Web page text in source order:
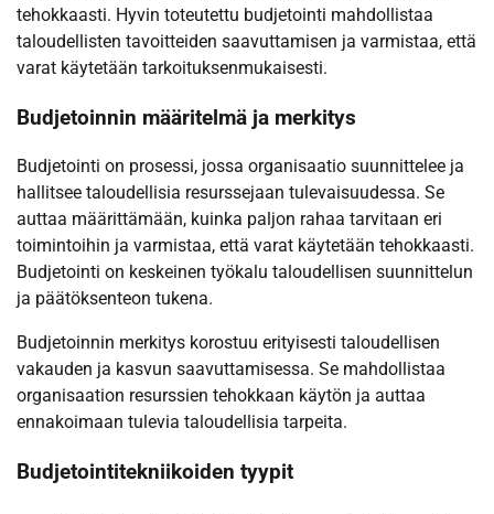
tehokkaasti. Hyvin toteutettu budjetointi mahdollistaa
taloudellisten tavoitteiden saavuttamisen ja varmistaa, että
varat käytetään tarkoituksenmukaisesti.
Budjetoinnin määritelmä ja merkitys
Budjetointi on prosessi, jossa organisaatio suunnittelee ja
hallitsee taloudellisia resurssejaan tulevaisuudessa. Se
auttaa määrittämään, kuinka paljon rahaa tarvitaan eri
toimintoihin ja varmistaa, että varat käytetään tehokkaasti.
Budjetointi on keskeinen työkalu taloudellisen suunnittelun
ja päätöksenteon tukena.
Budjetoinnin merkitys korostuu erityisesti taloudellisen
vakauden ja kasvun saavuttamisessa. Se mahdollistaa
organisaation resurssien tehokkaan käytön ja auttaa
ennakoimaan tulevia taloudellisia tarpeita.
Budjetointitekniikoiden tyypit